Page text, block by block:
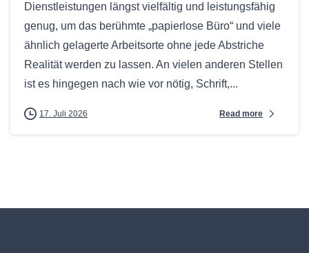
Dienstleistungen längst vielfältig und leistungsfähig
genug, um das berühmte „papierlose Büro“ und viele
ähnlich gelagerte Arbeitsorte ohne jede Abstriche
Realität werden zu lassen. An vielen anderen Stellen
ist es hingegen nach wie vor nötig, Schrift,...
17. Juli 2026 Read more